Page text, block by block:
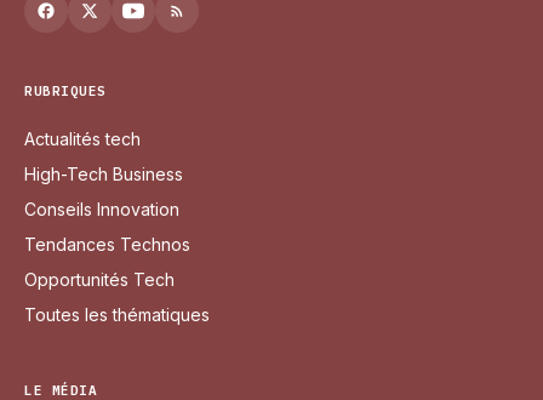
RUBRIQUES
Actualités tech
High-Tech Business
Conseils Innovation
Tendances Technos
Opportunités Tech
Toutes les thématiques
LE MÉDIA